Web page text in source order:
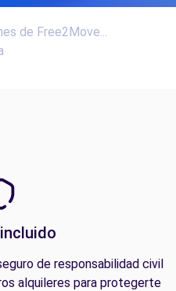
de Free2Move...
de responsabilidad civil
alquileres para protegerte